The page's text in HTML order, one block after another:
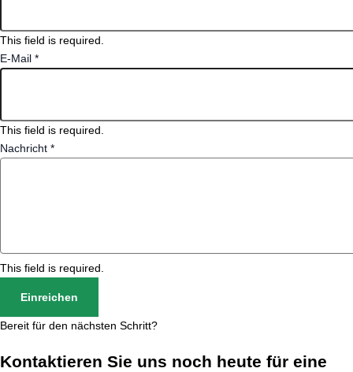
This field is required.
E-Mail *
This field is required.
Nachricht *
This field is required.
Einreichen
Bereit für den nächsten Schritt?
Kontaktieren Sie uns noch heute für eine